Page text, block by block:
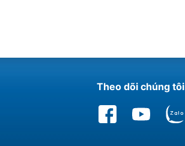
Theo dõi chúng tôi